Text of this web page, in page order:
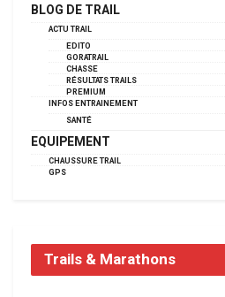
BLOG DE TRAIL
ACTU TRAIL
EDITO
GORATRAIL
CHASSE
RÉSULTATS TRAILS
PREMIUM
INFOS ENTRAINEMENT
SANTÉ
EQUIPEMENT
CHAUSSURE TRAIL
GPS
Trails & Marathons